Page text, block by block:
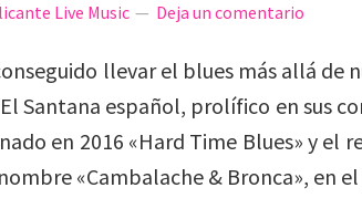
Live Music Deja un comentario
llevar el blues más allá de
Santana español, prolífico en sus
en 2016 «Hard Time Blues» y el
«Cambalache & Bronca», en